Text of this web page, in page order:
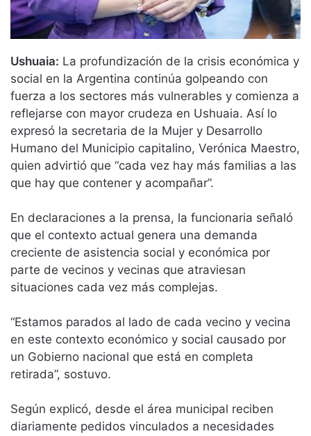
Ushuaia: La profundización de la crisis económica y
social en la Argentina continúa golpeando con
fuerza a los sectores más vulnerables y comienza a
reflejarse con mayor crudeza en Ushuaia. Así lo
expresó la secretaria de la Mujer y Desarrollo
Humano del Municipio capitalino, Verónica Maestro,
quien advirtió que “cada vez hay más familias a las
que hay que contener y acompañar”.
En declaraciones a la prensa, la funcionaria señaló
que el contexto actual genera una demanda
creciente de asistencia social y económica por
parte de vecinos y vecinas que atraviesan
situaciones cada vez más complejas.
“Estamos parados al lado de cada vecino y vecina
en este contexto económico y social causado por
un Gobierno nacional que está en completa
retirada”, sostuvo.
Según explicó, desde el área municipal reciben
diariamente pedidos vinculados a necesidades